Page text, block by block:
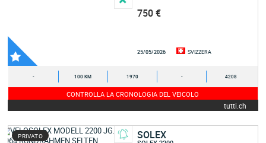
750 €
25/05/2026 SVIZZERA
- 100 KM 1970 - 4208
CONTROLLA LA CRONOLOGIA DEL VEICOLO
tutti.ch
PRIVATO SOLEX